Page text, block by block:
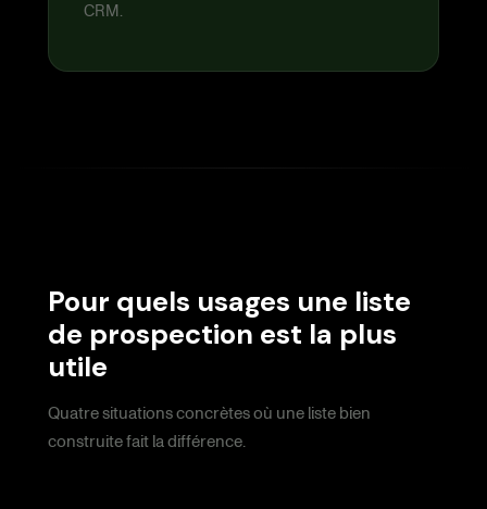
CRM.
Pour quels usages une liste
de prospection est la plus
utile
Quatre situations concrètes où une liste bien
construite fait la différence.